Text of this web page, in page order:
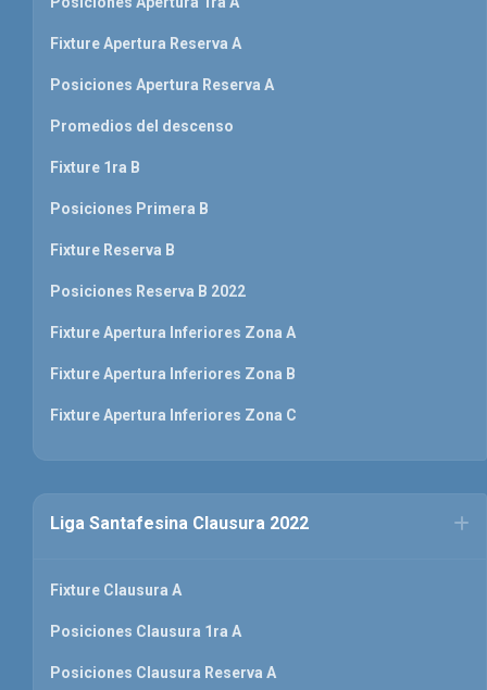
Fixture Apertura Reserva A
Posiciones Apertura Reserva A
Promedios del descenso
Fixture 1ra B
Posiciones Primera B
Fixture Reserva B
Posiciones Reserva B 2022
Fixture Apertura Inferiores Zona A
Fixture Apertura Inferiores Zona B
Fixture Apertura Inferiores Zona C
Liga Santafesina Clausura 2022
Fixture Clausura A
Posiciones Clausura 1ra A
Posiciones Clausura Reserva A